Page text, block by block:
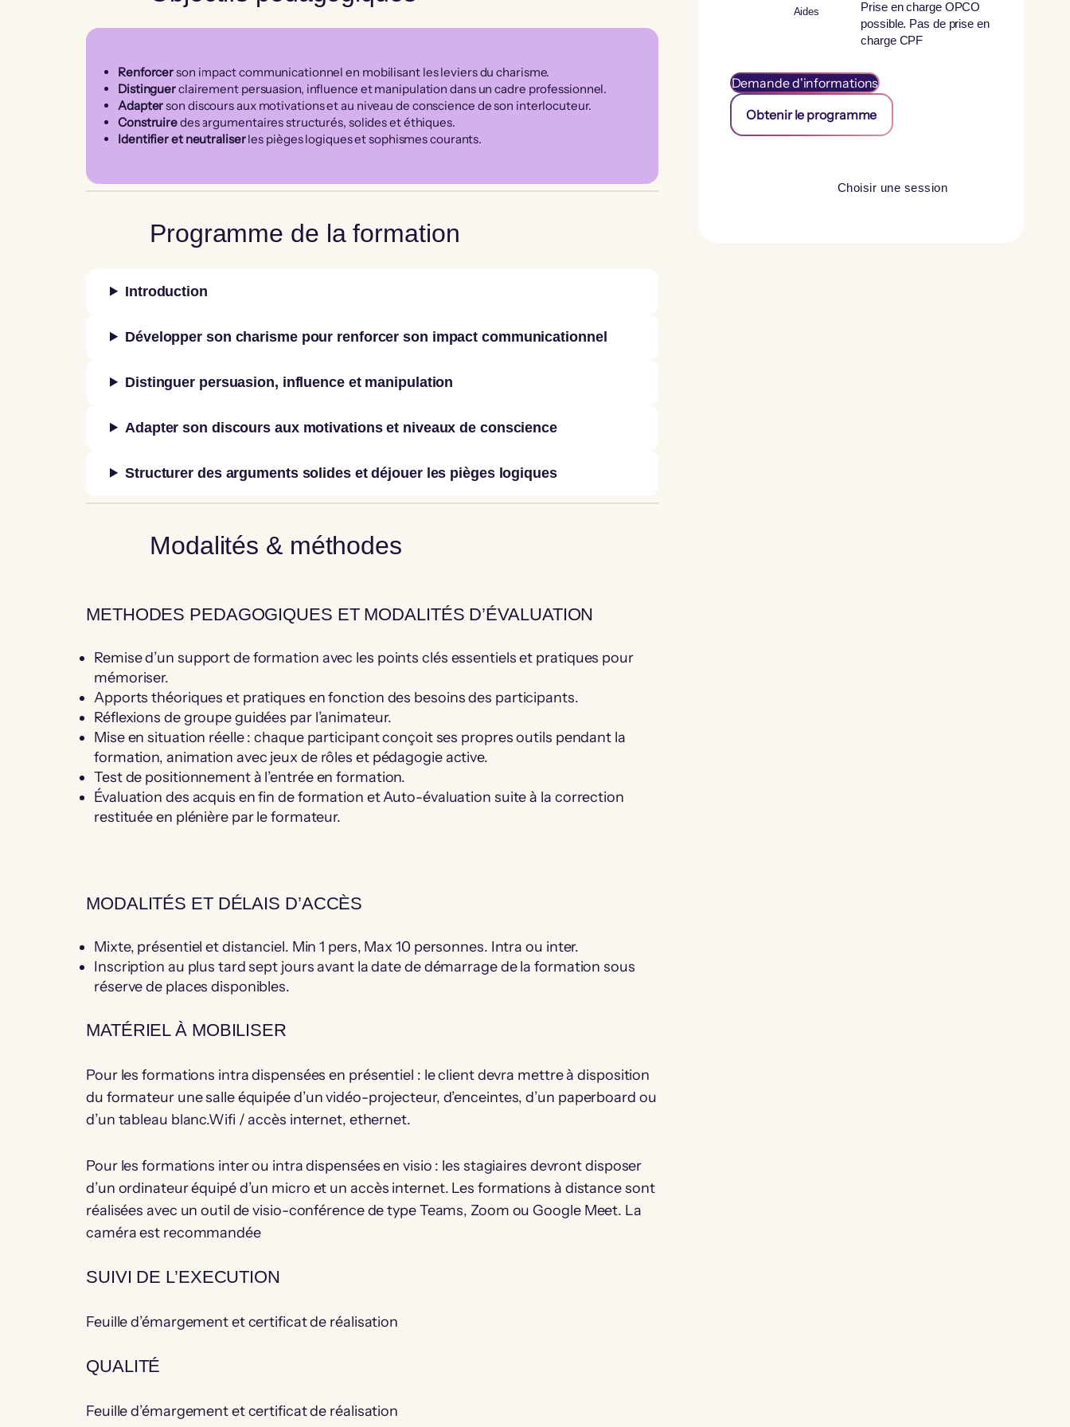
Renforcerson impact communicationnel en mobilisant les leviers du charisme.
Distinguerclairement persuasion, influence et manipulation dans un cadre professionnel.
Adapterson discours aux motivations et au niveau de conscience de son interlocuteur.
Construiredes argumentaires structurés, solides et éthiques.
Identifier et neutraliserles pièges logiques et sophismes courants.
Programme de la formation
Introduction
Développer son charisme pour renforcer son impact communicationnel
Distinguer persuasion, influence et manipulation
Adapter son discours aux motivations et niveaux de conscience
Structurer des arguments solides et déjouer les pièges logiques
Modalités & méthodes
METHODES PEDAGOGIQUES ET MODALITÉS D’ÉVALUATION
Remise d’un support de formation avec les points clés essentiels et pratiques pour
mémoriser.
Apports théoriques et pratiques en fonction des besoins des participants.
Réflexions de groupe guidées par l’animateur.
Mise en situation réelle : chaque participant conçoit ses propres outils pendant la
formation, animation avec jeux de rôles et pédagogie active.
Test de positionnement à l’entrée en formation.
Évaluation des acquis en fin de formation et Auto-évaluation suite à la correction
restituée en plénière par le formateur.
MODALITÉS ET DÉLAIS D’ACCÈS
Mixte, présentiel et distanciel. Min 1 pers, Max 10 personnes. Intra ou inter.
Inscription au plus tard sept jours avant la date de démarrage de la formation sous
réserve de places disponibles.
MATÉRIEL À MOBILISER
Pour les formations intra dispensées en présentiel : le client devra mettre à disposition
du formateur une salle équipée d’un vidéo-projecteur, d’enceintes, d’un paperboard ou
d’un tableau blanc.Wifi / accès internet, ethernet.
Pour les formations inter ou intra dispensées en visio : les stagiaires devront disposer
d’un ordinateur équipé d’un micro et un accès internet. Les formations à distance sont
réalisées avec un outil de visio-conférence de type Teams, Zoom ou Google Meet. La
caméra est recommandée
SUIVI DE L’EXECUTION
Feuille d’émargement et certificat de réalisation
QUALITÉ
Feuille d’émargement et certificat de réalisation
Aides
Prise en charge OPCO
possible. Pas de prise en
charge CPF
Demande d'informations
Obtenir le programme
Choisir une session